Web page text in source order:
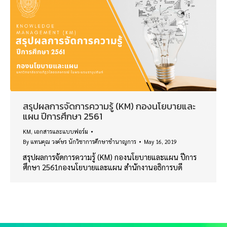
สรุปผลการจัดการความรู้ (KM) กองนโยบายและ
แผน ปีการศึกษา 2561
KM, เอกสารและแบบฟอร์ม
By แทนคุณ วงค์ษร นักวิชาการศึกษาชำนาญการ May 16, 2019
สรุปผลการจัดการความรู้ (KM) กองนโยบายและแผน ปีการ
ศึกษา 2561กองนโยบายและแผน สำนักงานอธิการบดี